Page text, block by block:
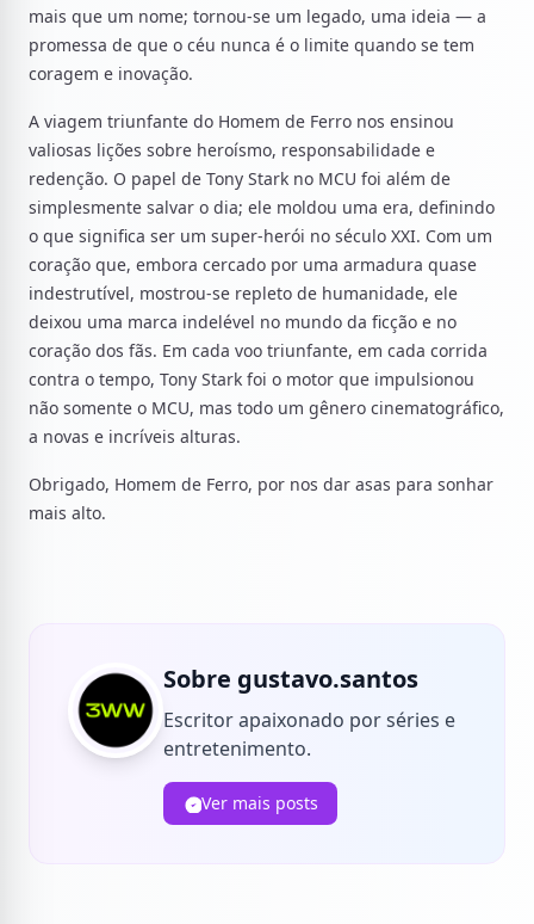
mais que um nome; tornou-se um legado, uma ideia — a
promessa de que o céu nunca é o limite quando se tem
coragem e inovação.
A viagem triunfante do Homem de Ferro nos ensinou
valiosas lições sobre heroísmo, responsabilidade e
redenção. O papel de Tony Stark no MCU foi além de
simplesmente salvar o dia; ele moldou uma era, definindo
o que significa ser um super-herói no século XXI. Com um
coração que, embora cercado por uma armadura quase
indestrutível, mostrou-se repleto de humanidade, ele
deixou uma marca indelével no mundo da ficção e no
coração dos fãs. Em cada voo triunfante, em cada corrida
contra o tempo, Tony Stark foi o motor que impulsionou
não somente o MCU, mas todo um gênero cinematográfico,
a novas e incríveis alturas.
Obrigado, Homem de Ferro, por nos dar asas para sonhar
mais alto.
Sobre gustavo.santos
Escritor apaixonado por séries e
entretenimento.
Ver mais posts